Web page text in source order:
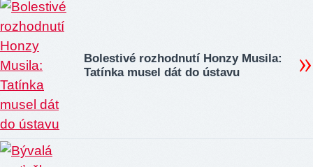
Bolestivé rozhodnutí Honzy Musila:
Tatínka musel dát do ústavu